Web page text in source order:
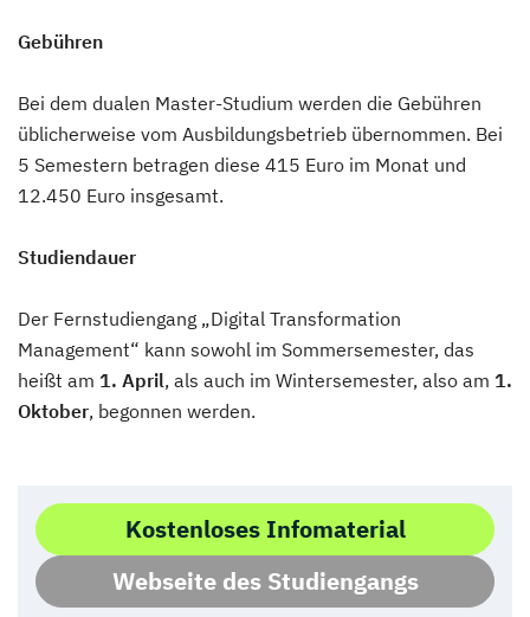
Gebühren
Bei dem dualen Master-Studium werden die Gebühren
üblicherweise vom Ausbildungsbetrieb übernommen. Bei
5 Semestern betragen diese 415 Euro im Monat und
12.450 Euro insgesamt.
Studiendauer
Der Fernstudiengang „Digital Transformation
Management“ kann sowohl im Sommersemester, das
heißt am 1. April, als auch im Wintersemester, also am 1.
Oktober, begonnen werden.
Kostenloses Infomaterial
Webseite des Studiengangs